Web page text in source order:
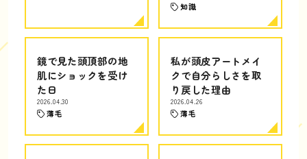
知識
鏡で見た頭頂部の地
肌にショックを受け
た日
2026.04.30
薄毛
私が頭皮アートメイ
クで自分らしさを取
り戻した理由
2026.04.26
薄毛